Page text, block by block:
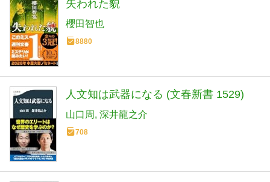
失われた貌
櫻田智也
8880
人文知は武器になる (文春新書 1529)
山口周 深井龍之介
708